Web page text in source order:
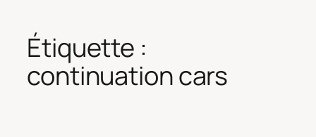
Étiquette :
continuation cars